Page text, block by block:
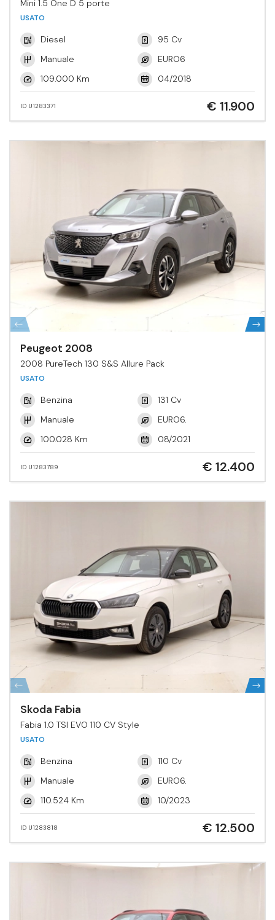
Mini 1.5 One D 5 porte
USATO
Diesel
95 Cv
Manuale
EURO6
109.000 Km
04/2018
ID U1283371 € 11.900
Peugeot 2008
2008 PureTech 130 S&S Allure Pack
USATO
Benzina
131 Cv
Manuale
EURO6.
100.028 Km
08/2021
ID U1283789 € 12.400
Skoda Fabia
Fabia 1.0 TSI EVO 110 CV Style
USATO
Benzina
110 Cv
Manuale
EURO6.
110.524 Km
10/2023
ID U1283818 € 12.500